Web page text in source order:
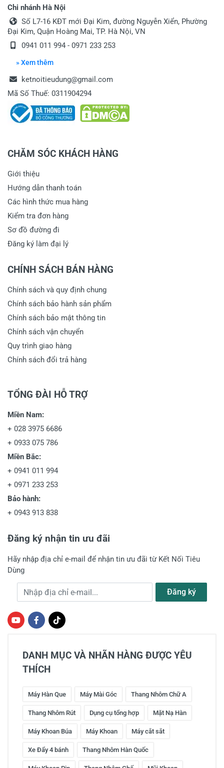
Chi nhánh Hà Nội
Số L7-16 KĐT mới Đại Kim, đường Nguyễn Xiển, Phường
Đại Kim, Quận Hoàng Mai, TP. Hà Nội, VN
0941 011 994 - 0971 233 253
» Xem thêm
ketnoitieudung@gmail.com
Mã Số Thuế: 0311904294
CHĂM SÓC KHÁCH HÀNG
Giới thiệu
Hướng dẫn thanh toán
Các hình thức mua hàng
Kiểm tra đơn hàng
Sơ đồ đường đi
Đăng ký làm đại lý
CHÍNH SÁCH BÁN HÀNG
Chính sách và quy định chung
Chính sách bảo hành sản phẩm
Chính sách bảo mật thông tin
Chính sách vận chuyển
Quy trình giao hàng
Chính sách đổi trả hàng
TỔNG ĐÀI HỖ TRỢ
Miền Nam:
+ 028 3975 6686
+ 0933 075 786
Miền Bắc:
+ 0941 011 994
+ 0971 233 253
Bảo hành:
+ 0943 913 838
Đăng ký nhận tin ưu đãi
Hãy nhập địa chỉ e-mail để nhận tin ưu đãi từ Kết Nối Tiêu
Dùng
Địa chỉ e-mail Đăng ký
DANH MỤC VÀ NHÃN HÀNG ĐƯỢC YÊU
THÍCH
Máy Hàn Que Máy Mài Góc Thang Nhôm Chữ A
Thang Nhôm Rút Dụng cụ tổng hợp Mặt Nạ Hàn
Máy Khoan Búa Máy Khoan Máy cắt sắt
Xe Đẩy 4 bánh Thang Nhôm Hàn Quốc